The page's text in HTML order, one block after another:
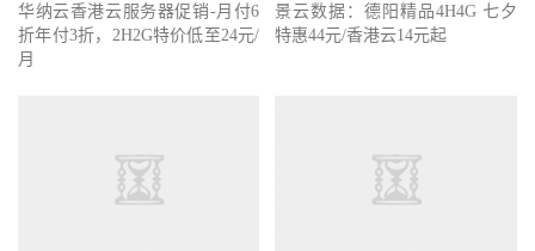
华纳云香港云服务器促销-月付6
折年付3折，2H2G特价低至24元/
月
景云数据：德阳精品4H4G 七夕
特惠44元/香港云14元起